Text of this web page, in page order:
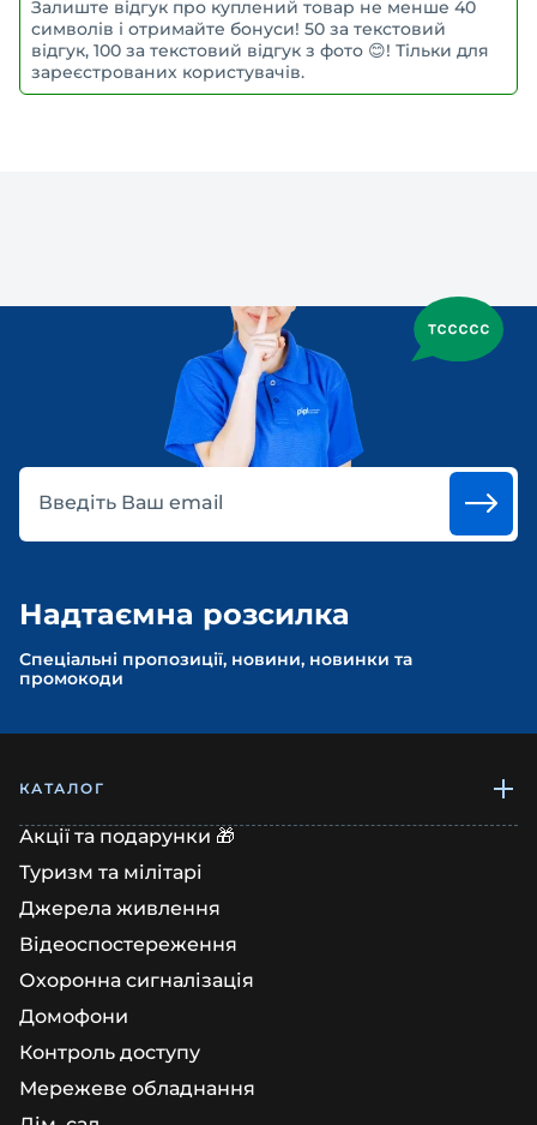
Залиште відгук про куплений товар не менше 40
символів і отримайте бонуси! 50 за текстовий
відгук, 100 за текстовий відгук з фото 😊! Тільки для
зареєстрованих користувачів.
Введіть Ваш email
Надтаємна розсилка
Спеціальні пропозиції, новини, новинки та
промокоди
КАТАЛОГ
Акції та подарунки 🎁
Туризм та мілітарі
Джерела живлення
Відеоспостереження
Охоронна сигналізація
Домофони
Контроль доступу
Мережеве обладнання